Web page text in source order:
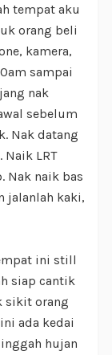
tempat aku
orang beli
kamera,
sampai
nak
sebelum
Nak datang
LRT
Nak naik bas
jalanlah kaki,
ini still
siap cantik
sikit orang
ada kedai
hujan